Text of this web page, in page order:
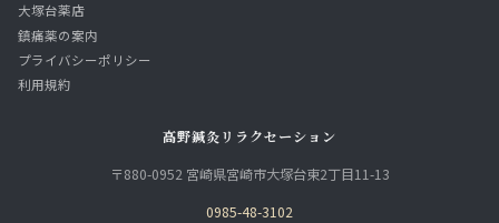
大塚台薬店
鎮痛薬の案内
プライバシーポリシー
利用規約
高野鍼灸リラクセーション
〒880-0952 宮崎県宮崎市大塚台東2丁目11-13
0985-48-3102